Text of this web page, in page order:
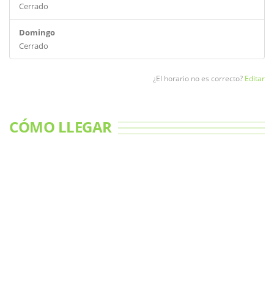
Cerrado
Domingo
Cerrado
¿El horario no es correcto? Editar
CÓMO LLEGAR